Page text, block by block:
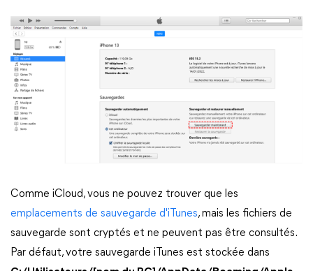
Comme iCloud, vous ne pouvez trouver que les
emplacements de sauvegarde d'iTunes, mais les fichiers de
sauvegarde sont cryptés et ne peuvent pas être consultés.
Par défaut, votre sauvegarde iTunes est stockée dans